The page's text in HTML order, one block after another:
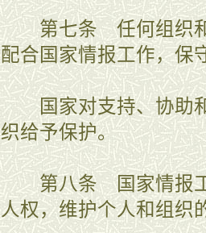
第七条 任何组织和
配合国家情报工作，保
国家对支持、协助和
织给予保护。
第八条 国家情报工
人权，维护个人和组织